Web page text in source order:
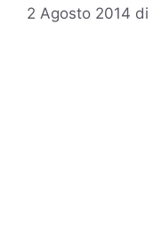
2 Agosto 2014 di